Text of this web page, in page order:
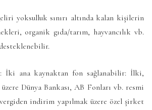
yoksulluk sınırı altında kalan kişilerin
organik gıda/tarım, hayvancılık vb.
İki ana kaynaktan fon sağlanabilir: İlki,
Dünya Bankası, AB Fonları vb. resmi
indirim yapılmak üzere özel şirket